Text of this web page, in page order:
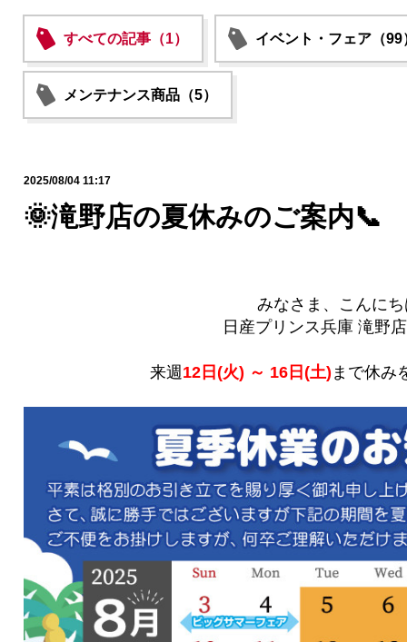
すべての記事（1） イベント・フェア（99
メンテナンス商品（5）
2025/08/04 11:17
🌞滝野店の夏休みのご案内📞
みなさま、こんに
日産プリンス兵庫 滝野
来週12日(火) ～ 16日(土) まで休み